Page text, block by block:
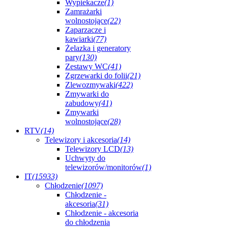
Wypiekacze(1)
Zamrażarki
wolnostojące(22)
Zaparzacze i
kawiarki(77)
Żelazka i generatory
pary(130)
Zestawy WC(41)
Zgrzewarki do folii(21)
Zlewozmywaki(422)
Zmywarki do
zabudowy(41)
Zmywarki
wolnostojące(28)
RTV(14)
Telewizory i akcesoria(14)
Telewizory LCD(13)
Uchwyty do
telewizorów/monitorów(1)
IT(15933)
Chłodzenie(1097)
Chłodzenie -
akcesoria(31)
Chłodzenie - akcesoria
do chłodzenia